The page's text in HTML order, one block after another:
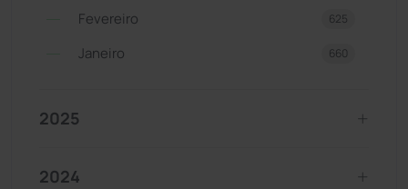
Fevereiro 625
Janeiro 660
2025
2024